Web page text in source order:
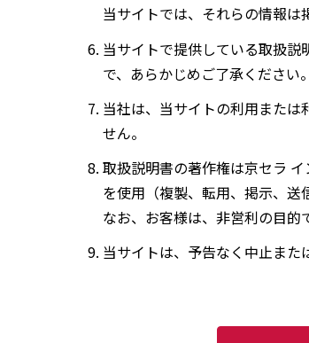
当サイトでは、それらの情報は
当サイトで提供している取扱
で、あらかじめご了承ください。
当社は、当サイトの利用また
せん。
取扱説明書の著作権は京セラ
を使用（複製、転用、掲示、送
なお、お客様は、非営利の目的
当サイトは、予告なく中止また